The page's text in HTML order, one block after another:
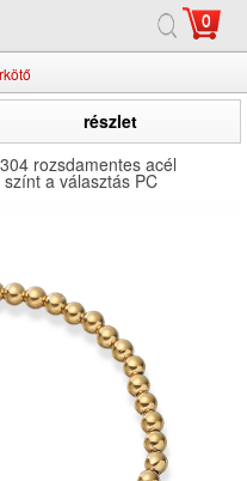
0
részlet
rozsdamentes acél
a választás PC